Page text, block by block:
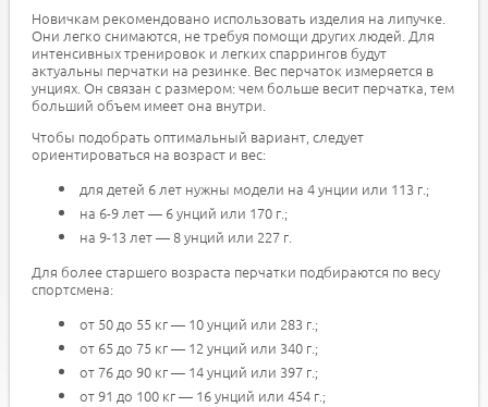
Новичкам рекомендовано использовать изделия на липучке.
Они легко снимаются, не требуя помощи других людей. Для
интенсивных тренировок и легких спаррингов будут
актуальны перчатки на резинке. Вес перчаток измеряется в
унциях. Он связан с размером: чем больше весит перчатка, тем
больший объем имеет она внутри.
Чтобы подобрать оптимальный вариант, следует
ориентироваться на возраст и вес:
для детей 6 лет нужны модели на 4 унции или 113 г.;
на 6-9 лет — 6 унций или 170 г.;
на 9-13 лет — 8 унций или 227 г.
Для более старшего возраста перчатки подбираются по весу
спортсмена:
от 50 до 55 кг — 10 унций или 283 г.;
от 65 до 75 кг — 12 унций или 340 г.;
от 76 до 90 кг — 14 унций или 397 г.;
от 91 до 100 кг — 16 унций или 454 г.;